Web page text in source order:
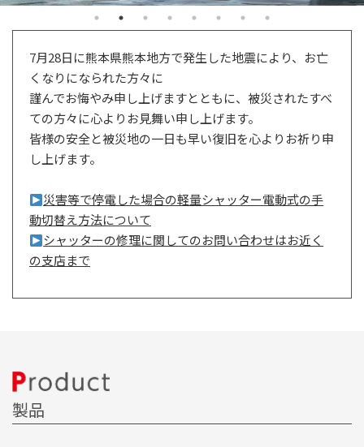
7月28日に熊本県熊本地方で発生した地震により、お亡
くなりになられた方々に
謹んでお悔やみ申し上げますとともに、被災されたすべ
ての方々に心よりお見舞い申し上げます。
皆様の安全と被災地の一日も早い復旧を心よりお祈り申
し上げます。
災害等で停電した場合の軽量シャッター電動式の手
動切替え方法について
シャッターの修理に関してのお問い合わせはお近く
の支店まで
製品